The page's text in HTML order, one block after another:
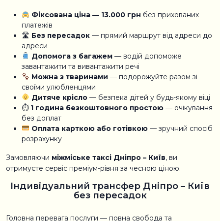
Фіксована ціна — 13.000 грн без прихованих
платежів
🛣 Без пересадок — прямий маршрут від адреси до
адреси
Допомога з багажем— водій допоможе
завантажити та вивантажити речі
Можна з тваринами — подорожуйте разом зі
своїми улюбленцями
Дитяче крісло— безпека дітей у будь-якому віці
⏱ 1 година безкоштовного простою — очікування
без доплат
Оплата карткою або готівкою— зручний спосіб
розрахунку
Замовляючи міжміське таксі Дніпро – Київ, ви
отримуєте сервіс преміум-рівня за чесною ціною.
Індивідуальний трансфер Дніпро – Київ
без пересадок
Головна перевага послуги — повна свобода та